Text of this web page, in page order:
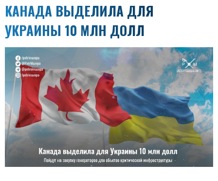
КАНАДА ВЫДЕЛИЛА ДЛЯ
УКРАИНЫ 10 МЛН ДОЛЛ